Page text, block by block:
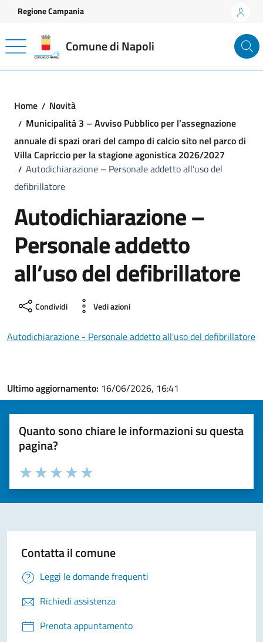
Vai ai contenuti
Vai al footer
Regione Campania
Comune di Napoli
Home
Novità
Municipalità 3 – Avviso Pubblico per l’assegnazione
annuale di spazi orari del campo di calcio sito nel parco di
Villa Capriccio per la stagione agonistica 2026/2027
Autodichiarazione – Personale addetto all’uso del
defibrillatore
Autodichiarazione –
Personale addetto
all’uso del defibrillatore
Condividi Vedi azioni
Autodichiarazione - Personale addetto all'uso del defibrillatore
Ultimo aggiornamento: 16/06/2026, 16:41
Quanto sono chiare le informazioni su questa
pagina?
Valuta la chiarezza delle informazioni (da 1 a 5 stelle)
Seleziona il numero di stelle per valutare la chiarezza delle
Valuta 5 stelle su 5
Valuta 4 stelle su 5
Valuta 3 stelle su 5
Valuta 2 stelle su 5
Valuta 1 stelle su 5
Contatta il comune
Leggi le domande frequenti
Richiedi assistenza
Prenota appuntamento